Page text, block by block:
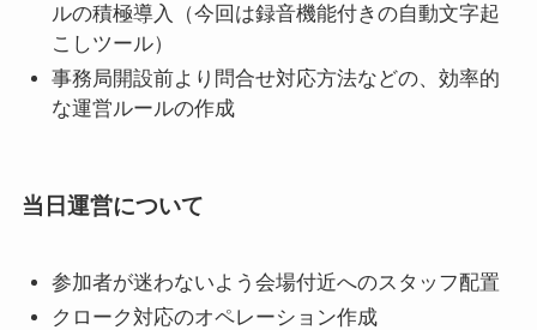
ルの積極導入（今回は録音機能付きの自動文字起
こしツール）
事務局開設前より問合せ対応方法などの、効率的
な運営ルールの作成
当日運営について
参加者が迷わないよう会場付近へのスタッフ配置
クローク対応のオペレーション作成